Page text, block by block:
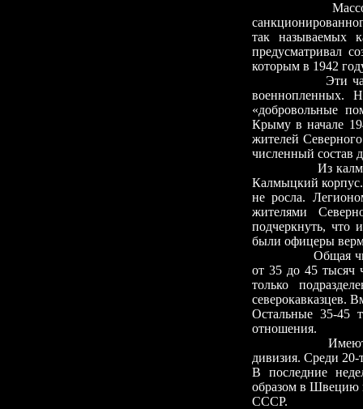
Массовое
так называемых
предусматривал
которым в 1942
Эти части в
военнопленных.
«добровольные
Крыму в начале
жителей
численный состав
Из калмыков
Калмыцкий корпус.
не росла.
жителями
подчеркнуть, что
были офицеры
Общая
от 35 до 45 тысяч
только
северокавказцев.
Остальные 35-45
отношения.
Имеются
дивизия. Среди
В последние
образом в Швецию
СССР.